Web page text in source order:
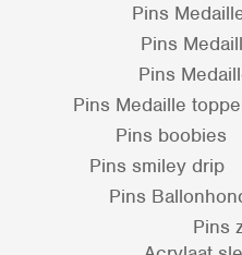
Pins
Pins
Pins
Pins Medaille
Pins boobies
Pins smiley drip
Pins
Pins